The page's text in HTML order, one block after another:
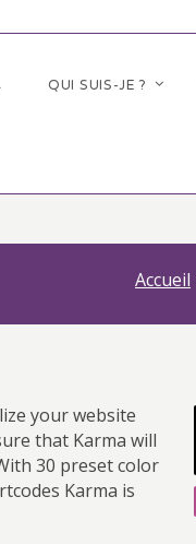
QUI SUIS-JE ?
Accueil
your website
that Karma will
30 preset color
Karma is